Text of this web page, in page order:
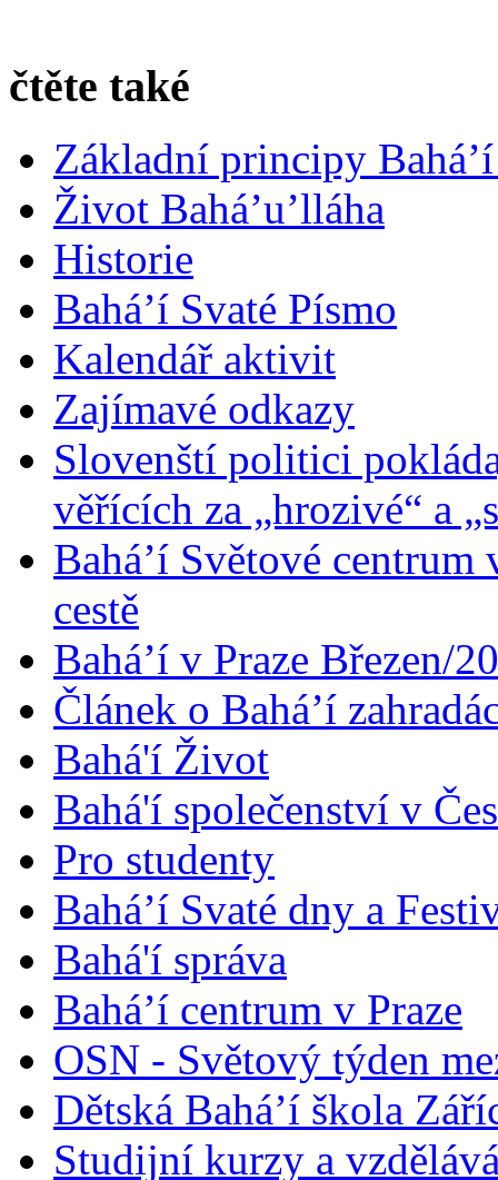
čtěte také
Základní principy
Život Bahá’u’lláha
Historie
Bahá’í Svaté Písmo
Kalendář aktivit
Zajímavé odkazy
Slovenští politici
věřících za „hrozivé“ a
Bahá’í Světové
cestě
Bahá’í v Praze Březen/
Článek o Bahá’í
Bahá'í Život
Bahá'í společenství v
Pro studenty
Bahá’í Svaté dny a
Bahá'í správa
Bahá’í centrum v Praze
OSN - Světový týden
Dětská Bahá’í škola
Studijní kurzy a